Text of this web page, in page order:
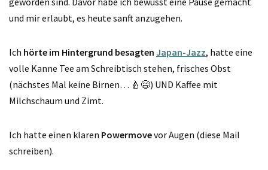
und mir erlaubt, es heute sanft anzugehen.
Ich hörte im Hintergrund besagten Japan-Jazz, hatte eine
volle Kanne Tee am Schreibtisch stehen, frisches Obst
(nächstes Mal keine Birnen… 🍐😄) UND Kaffee mit
Milchschaum und Zimt.
Ich hatte einen klaren Powermovevor Augen (diese Mail
schreiben).